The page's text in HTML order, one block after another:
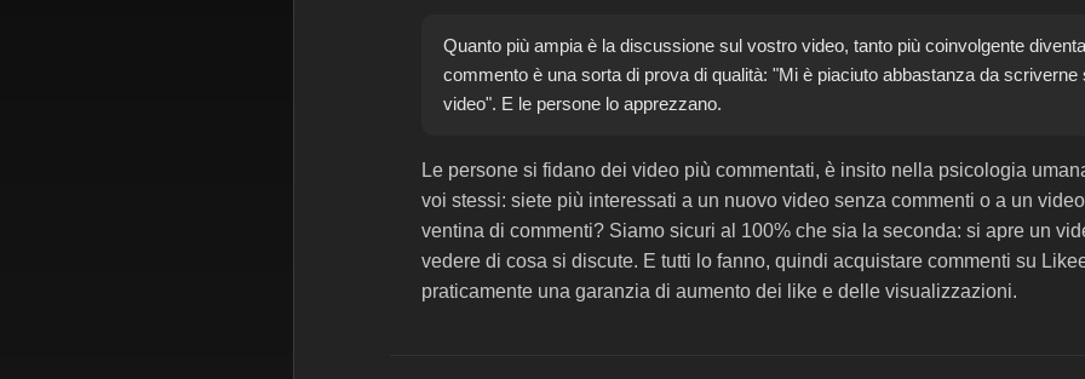
Quanto più ampia è la discussione sul vostro video, tanto più coinvolgente
commento è una sorta di prova di qualità: "Mi è piaciuto abbastanza da scriverne
video". E le persone lo apprezzano.
Le persone si fidano dei video più commentati, è insito nella psicologia
voi stessi: siete più interessati a un nuovo video senza commenti o a un
ventina di commenti? Siamo sicuri al 100% che sia la seconda: si apre un
vedere di cosa si discute. E tutti lo fanno, quindi acquistare commenti su
praticamente una garanzia di aumento dei like e delle visualizzazioni.